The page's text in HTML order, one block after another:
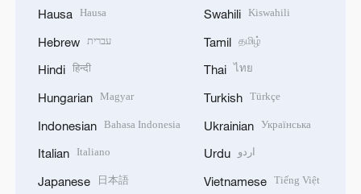
Hausa Hausa
Hebrew עברית
Hindi हिन्दी
Hungarian Magyar
Indonesian Bahasa Indonesia
Italian Italiano
Japanese 日本語
Swahili Kiswahili
Tamil தமிழ்
Thai ไทย
Turkish Türkçe
Ukrainian Українська
Urdu اردو
Vietnamese Tiếng Việt